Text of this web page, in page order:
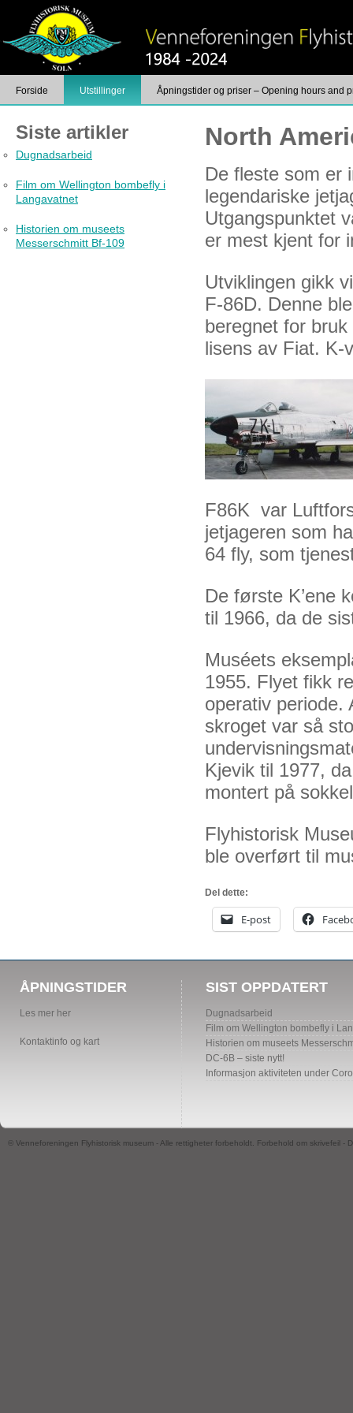
Forside Utstillinger Åpningstider og priser – Opening hours and
Siste artikler
Dugnadsarbeid
Film om Wellington bombefly i
Langavatnet
Historien om museets
Messerschmitt Bf-109
North
De fleste som er
legendariske
Utgangspunktet
er mest kjent for
Utviklingen gikk
F-86D. Denne
beregnet for
lisens av Fiat. K-
F86K var
jetjageren som
64 fly, som
De første K’ene
til 1966, da de
Muséets
1955. Flyet fikk
operativ periode.
skroget var så
Kjevik til 1977,
montert på
Flyhistorisk
ble overført til
Del dette:
E-post
ÅPNINGSTIDER
Les mer her
Kontaktinfo og kart
SIST OPPDATERT
Dugnadsarbeid
Film om Wellington bombefly i
Historien om museets
DC-6B – siste nytt!
Informasjon aktiviteten under
© Venneforeningen Flyhistorisk museum - Alle rettigheter forbeholdt. Forbehold om skrivefeil -